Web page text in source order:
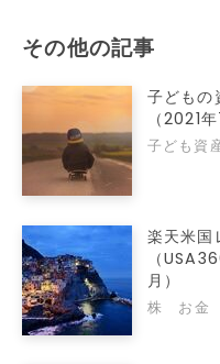
その他の記事
子どもの
（2021
子ども資
楽天米国
（
月）
株 お金